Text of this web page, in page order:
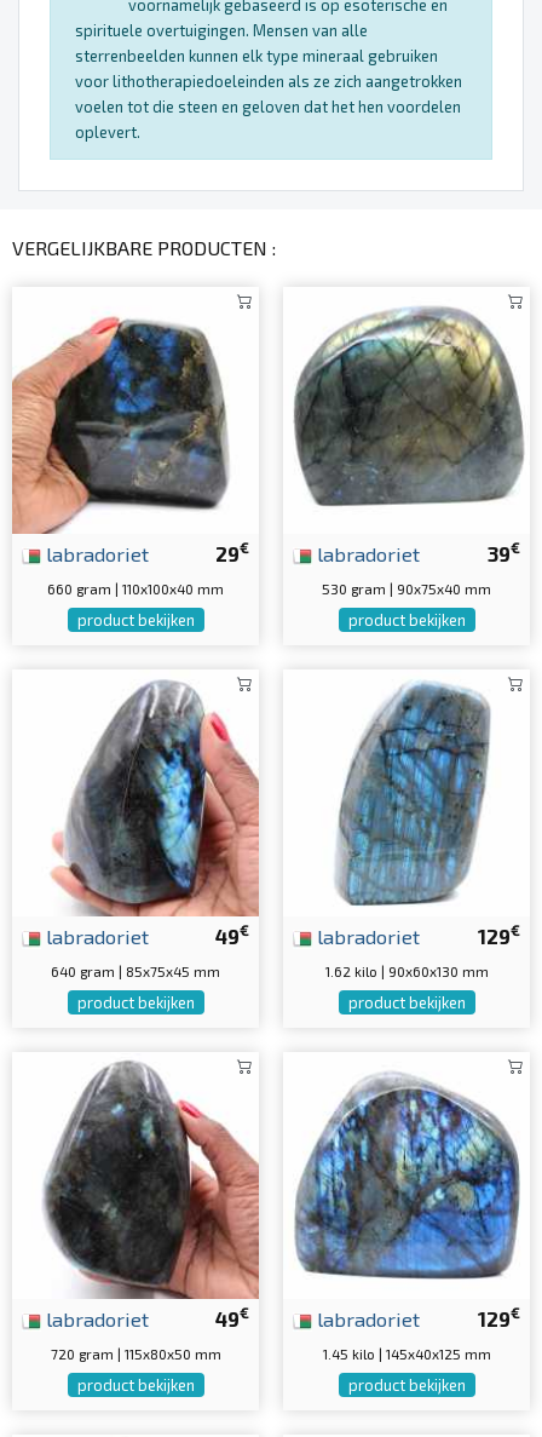
voornamelijk gebaseerd is op esoterische en
spirituele overtuigingen. Mensen van alle
sterrenbeelden kunnen elk type mineraal gebruiken
voor lithotherapiedoeleinden als ze zich aangetrokken
voelen tot die steen en geloven dat het hen voordelen
oplevert.
VERGELIJKBARE PRODUCTEN :
29€
labradoriet
660 gram | 110x100x40 mm
product bekijken
39€
labradoriet
530 gram | 90x75x40 mm
product bekijken
49€
labradoriet
640 gram | 85x75x45 mm
product bekijken
129€
labradoriet
1.62 kilo | 90x60x130 mm
product bekijken
49€
labradoriet
720 gram | 115x80x50 mm
product bekijken
129€
labradoriet
1.45 kilo | 145x40x125 mm
product bekijken